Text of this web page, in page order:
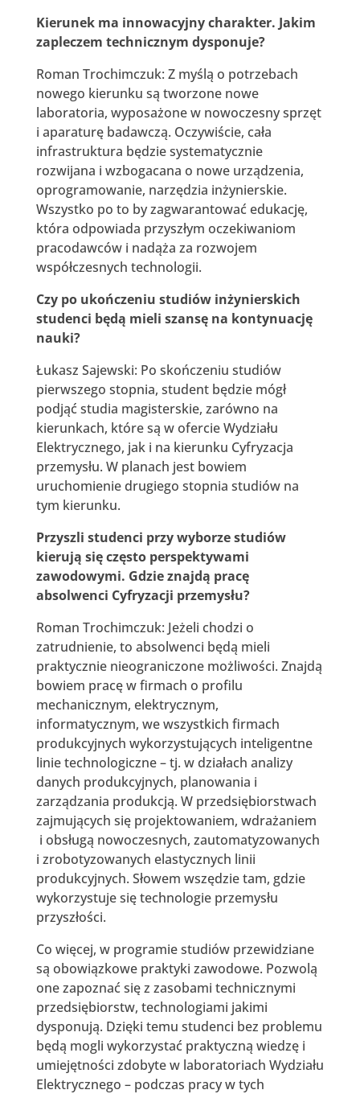
Kierunek ma innowacyjny charakter. Jakim
zapleczem technicznym dysponuje?
Roman Trochimczuk: Z myślą o potrzebach
nowego kierunku są tworzone nowe
laboratoria, wyposażone w nowoczesny sprzęt
i aparaturę badawczą. Oczywiście, cała
infrastruktura będzie systematycznie
rozwijana i wzbogacana o nowe urządzenia,
oprogramowanie, narzędzia inżynierskie.
Wszystko po to by zagwarantować edukację,
która odpowiada przyszłym oczekiwaniom
pracodawców i nadąża za rozwojem
współczesnych technologii.
Czy po ukończeniu studiów inżynierskich
studenci będą mieli szansę na kontynuację
nauki?
Łukasz Sajewski: Po skończeniu studiów
pierwszego stopnia, student będzie mógł
podjąć studia magisterskie, zarówno na
kierunkach, które są w ofercie Wydziału
Elektrycznego, jak i na kierunku Cyfryzacja
przemysłu. W planach jest bowiem
uruchomienie drugiego stopnia studiów na
tym kierunku.
Przyszli studenci przy wyborze studiów
kierują się często perspektywami
zawodowymi. Gdzie znajdą pracę
absolwenci Cyfryzacji przemysłu?
Roman Trochimczuk: Jeżeli chodzi o
zatrudnienie, to absolwenci będą mieli
praktycznie nieograniczone możliwości. Znajdą
bowiem pracę w firmach o profilu
mechanicznym, elektrycznym,
informatycznym, we wszystkich firmach
produkcyjnych wykorzystujących inteligentne
linie technologiczne – tj. w działach analizy
danych produkcyjnych, planowania i
zarządzania produkcją. W przedsiębiorstwach
zajmujących się projektowaniem, wdrażaniem
i obsługą nowoczesnych, zautomatyzowanych
i zrobotyzowanych elastycznych linii
produkcyjnych. Słowem wszędzie tam, gdzie
wykorzystuje się technologie przemysłu
przyszłości.
Co więcej, w programie studiów przewidziane
są obowiązkowe praktyki zawodowe. Pozwolą
one zapoznać się z zasobami technicznymi
przedsiębiorstw, technologiami jakimi
dysponują. Dzięki temu studenci bez problemu
będą mogli wykorzystać praktyczną wiedzę i
umiejętności zdobyte w laboratoriach Wydziału
Elektrycznego – podczas pracy w tych